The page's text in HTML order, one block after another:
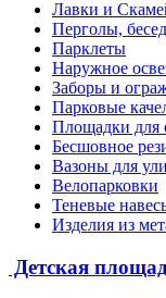
Лавки и
Перголы,
Парклеты
Наружное
Заборы и
Парковые
Площадки для
Бесшовное
Вазоны для
Велопарковки
Теневые
Изделия из
Детская